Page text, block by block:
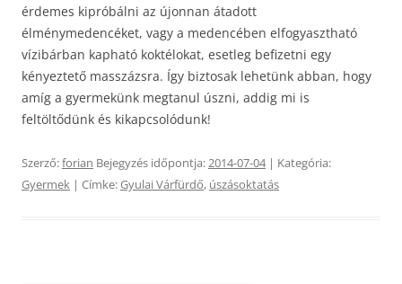
érdemes kipróbálni az újonnan átadott
élménymedencéket, vagy a medencében elfogyasztható
vízibárban kapható koktélokat, esetleg befizetni egy
kényeztető masszázsra. Így biztosak lehetünk abban, hogy
amíg a gyermekünk megtanul úszni, addig mi is
feltöltődünk és kikapcsolódunk!
Szerző:forian Bejegyzés időpontja:2014-07-04| Kategória:
Gyermek | Címke:Gyulai Várfürdő, úszásoktatás